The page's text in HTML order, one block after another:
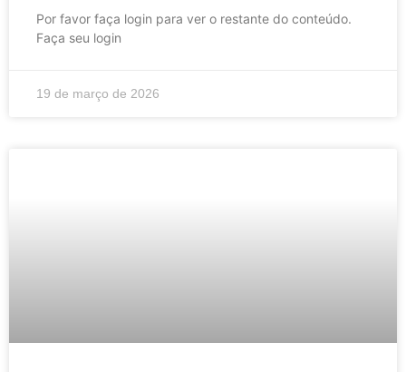
Por favor faça login para ver o restante do conteúdo.
Faça seu login
19 de março de 2026